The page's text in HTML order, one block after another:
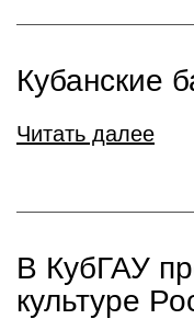
Кубанские
Читать далее
В КубГАУ
культуре